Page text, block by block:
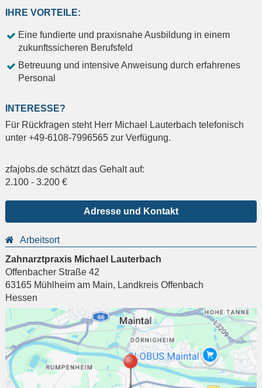
IHRE VORTEILE:
Eine fundierte und praxisnahe Ausbildung in einem
zukunftssicheren Berufsfeld
Betreuung und intensive Anweisung durch erfahrenes
Personal
INTERESSE?
Für Rückfragen steht Herr Michael Lauterbach telefonisch
unter +49-6108-7996565 zur Verfügung.
zfajobs.de schätzt das Gehalt auf:
2.100 - 3.200 €
Adresse und Kontakt
Arbeitsort
Zahnarztpraxis Michael Lauterbach
Offenbacher Straße 42
63165 Mühlheim am Main, Landkreis Offenbach
Hessen